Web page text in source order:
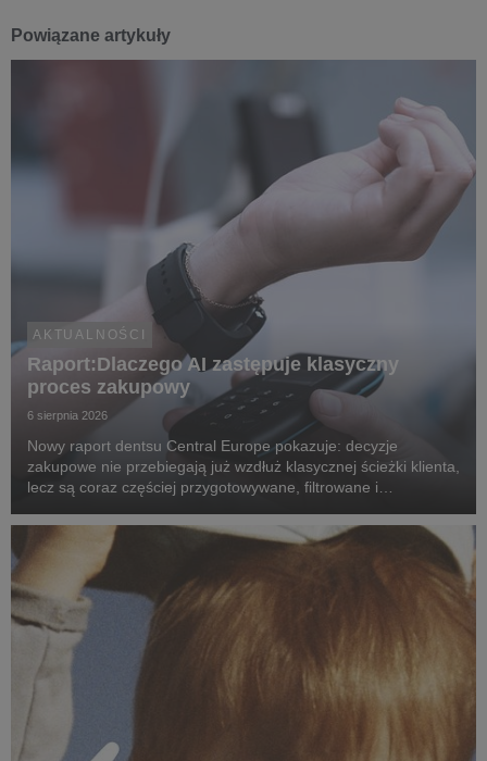
Powiązane artykuły
AKTUALNOŚCI
Raport:Dlaczego AI zastępuje klasyczny
proces zakupowy
6 sierpnia 2026
Nowy raport dentsu Central Europe pokazuje: decyzje
zakupowe nie przebiegają już wzdłuż klasycznej ścieżki klienta,
lecz są coraz częściej przygotowywane, filtrowane i
inteligencji.